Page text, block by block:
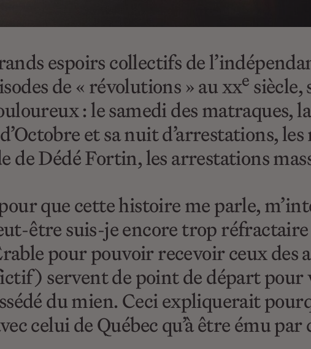
espoirs collectifs de
de « révolutions » au xxe siècle,
: le samedi des matraques, la
et sa nuit d’arrestations, les
de Dédé Fortin, les arrestations
que cette histoire me parle,
être suis-je encore trop
pour pouvoir recevoir ceux des
servent de point de départ pour
du mien. Ceci expliquerait
celui de Québec qu’à être ému par